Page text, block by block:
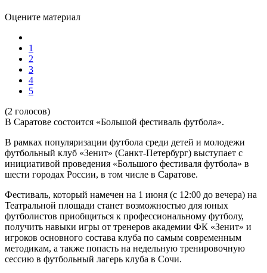
Оцените материал
1
2
3
4
5
(2 голосов)
В Саратове состоится «Большой фестиваль футбола».
В рамках популяризации футбола среди детей и молодежи
футбольный клуб «Зенит» (Санкт-Петербург) выступает с
инициативой проведения «Большого фестиваля футбола» в
шести городах России, в том числе в Саратове.
Фестиваль, который намечен на 1 июня (с 12:00 до вечера) на
Театральной площади станет возможностью для юных
футболистов приобщиться к профессиональному футболу,
получить навыки игры от тренеров академии ФК «Зенит» и
игроков основного состава клуба по самым современным
методикам, а также попасть на недельную тренировочную
сессию в футбольный лагерь клуба в Сочи.